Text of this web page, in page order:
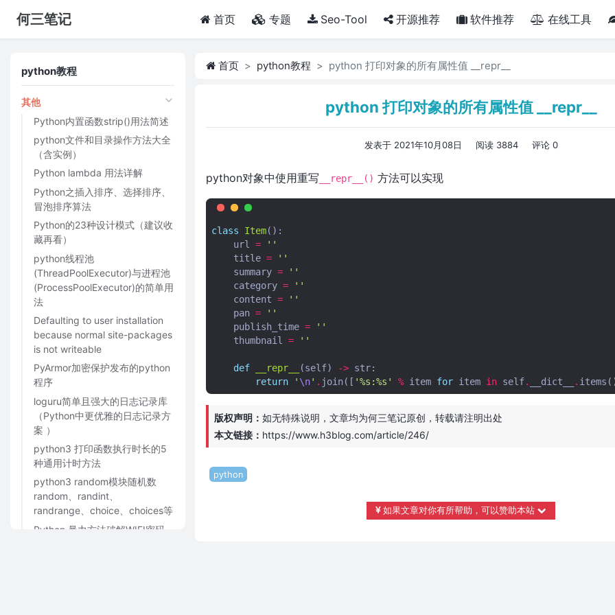
何三笔记 首页(current)专题 Seo-Tool 开源推荐 软件推荐 在线工具
python教程
其他
Python内置函数strip()用法简述
python文件和目录操作方法大全
（含实例）
Python lambda 用法详解
Python之插入排序、选择排序、
冒泡排序算法
Python的23种设计模式（建议收
藏再看）
python线程池
(ThreadPoolExecutor)与进程池
(ProcessPoolExecutor)的简单用
法
Defaulting to user installation
because normal site-packages
is not writeable
PyArmor加密保护发布的python
程序
loguru简单且强大的日志记录库
（Python中更优雅的日志记录方
案 ）
python3 打印函数执行时长的5
种通用计时方法
python3 random模块随机数
random、randint、
randrange、choice、choices等
Python 暴力方法破解WIFI密码
首页 python教程 python 打印对象的所有属性值 __repr__
python 打印对象的所有属性值 __repr__
发表于 2021年10月08日 阅读 3884 评论 0
python对象中使用重写 __repr__() 方法可以实现
class Item():
url
=
''
title =
''
summary =
''
category =
''
content =
''
pan =
''
publish_time =
''
thumbnail
= ''
def __repr__ (self) -> str:
return
' \n' . join([ '%s :%s ' % item for item in self. __dict__ . items
版权声明： 如无特殊说明，文章均为何三笔记原创，转载请注明出处
本文链接： https://www.h3blog.com/article/246/
python
如果文章对你有所帮助，可以赞助本站